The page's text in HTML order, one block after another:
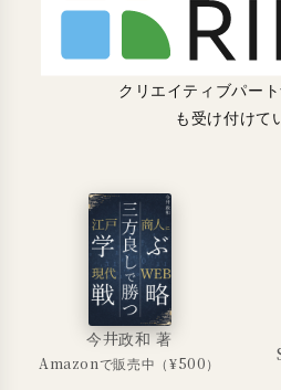
今井政和 著
Amazonで販売中（¥500）
クリエイティブパー
も受け付けて